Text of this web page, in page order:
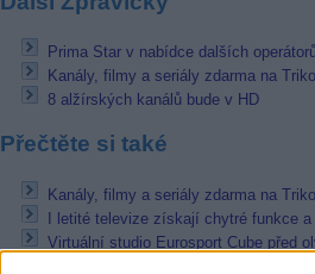
Prima Star v nabídce dalších operátorů
Kanály, filmy a seriály zdarma na
8 alžírských kanálů bude v HD
Přečtěte si také
Kanály, filmy a seriály zdarma na
I letité televize získají chytré funkce
Virtuální studio Eurosport Cube před